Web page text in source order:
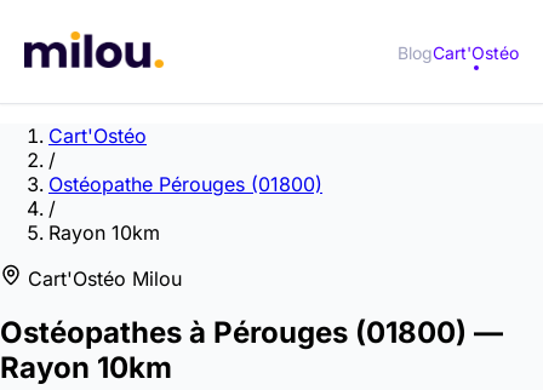
BlogCart'Ostéo
Cart'Ostéo
/
Ostéopathe Pérouges (01800)
/
Rayon 10km
Cart'Ostéo Milou
Ostéopathes à Pérouges (01800) —
Rayon 10km